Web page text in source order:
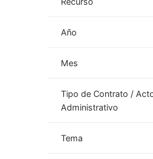
Año
Mes
Tipo de Contrato /
Administrativo
Tema